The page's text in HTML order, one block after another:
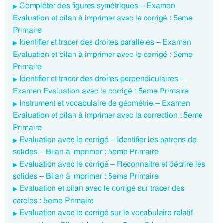
Compléter des figures symétriques – Examen
Evaluation et bilan à imprimer avec le corrigé : 5eme
Primaire
Identifier et tracer des droites parallèles – Examen
Evaluation et bilan à imprimer avec le corrigé : 5eme
Primaire
Identifier et tracer des droites perpendiculaires –
Examen Evaluation avec le corrigé : 5eme Primaire
Instrument et vocabulaire de géométrie – Examen
Evaluation et bilan à imprimer avec la correction : 5eme
Primaire
Evaluation avec le corrigé – Identifier les patrons de
solides – Bilan à imprimer : 5eme Primaire
Evaluation avec le corrigé – Reconnaitre et décrire les
solides – Bilan à imprimer : 5eme Primaire
Evaluation et bilan avec le corrigé sur tracer des
cercles : 5eme Primaire
Evaluation avec le corrigé sur le vocabulaire relatif